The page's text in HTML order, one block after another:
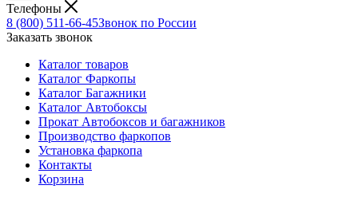
Телефоны
8 (800) 511-66-45Звонок по России
Заказать звонок
Каталог товаров
Каталог Фаркопы
Каталог Багажники
Каталог Автобоксы
Прокат Автобоксов и багажников
Производство фаркопов
Установка фаркопа
Контакты
Корзина